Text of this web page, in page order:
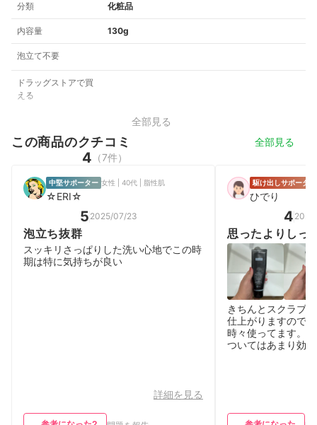
分類 化粧品
内容量 130g
泡立て不要
ドラッグストアで買
える
全部見る
この商品のクチコミ 全部見る
4 （7件）
中堅サポーター 女性 | 40代 | 脂性肌
☆ERI☆
5 2025/07/23
泡立ち抜群
スッキリさっぱりした洗い心地でこの時
期は特に気持ちが良い
詳細を見る
駆け出しサポーター
ひでり
4
思ったよりしっ
きちんとスクラブ
仕上がりますので
時々使ってます。
ついてはあまり効